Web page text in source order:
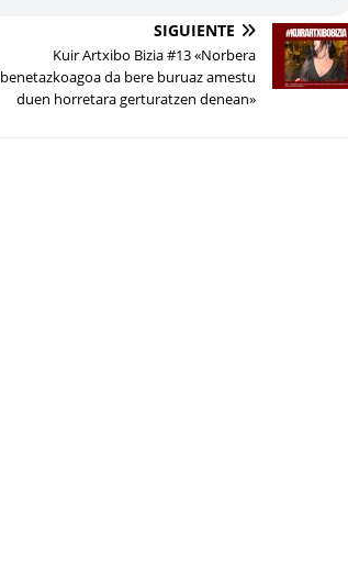
SIGUIENTE
Kuir Artxibo Bizia #13 «Norbera
benetazkoagoa da bere buruaz amestu
duen horretara gerturatzen denean»